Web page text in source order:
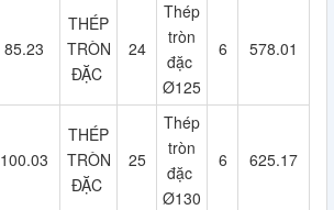
85.23
THÉP
TRÒN
ĐẶC
24
Thép
tròn
đặc
Ø125
6 578.01
100.03
THÉP
TRÒN
ĐẶC
25
Thép
tròn
đặc
Ø130
6 625.17